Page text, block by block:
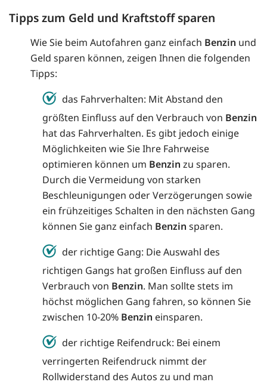
Tipps zum Geld und Kraftstoff sparen
Wie Sie beim Autofahren ganz einfach Benzin und
Geld sparen können, zeigen Ihnen die folgenden
Tipps:
das Fahrverhalten: Mit Abstand den
größten Einfluss auf den Verbrauch von Benzin
hat das Fahrverhalten. Es gibt jedoch einige
Möglichkeiten wie Sie Ihre Fahrweise
optimieren können um Benzin zu sparen.
Durch die Vermeidung von starken
Beschleunigungen oder Verzögerungen sowie
ein frühzeitiges Schalten in den nächsten Gang
können Sie ganz einfach Benzin sparen.
der richtige Gang: Die Auswahl des
richtigen Gangs hat großen Einfluss auf den
Verbrauch von Benzin. Man sollte stets im
höchst möglichen Gang fahren, so können Sie
zwischen 10-20% Benzin einsparen.
der richtige Reifendruck: Bei einem
verringerten Reifendruck nimmt der
Rollwiderstand des Autos zu und man